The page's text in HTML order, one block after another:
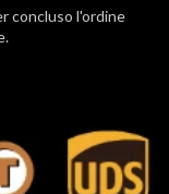
concluso l'ordine